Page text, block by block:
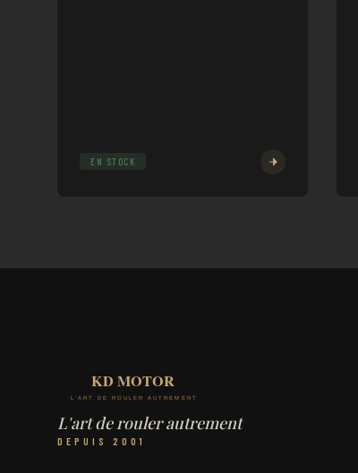
EN STOCK
L'art de rouler autrement
DEPUIS 2001